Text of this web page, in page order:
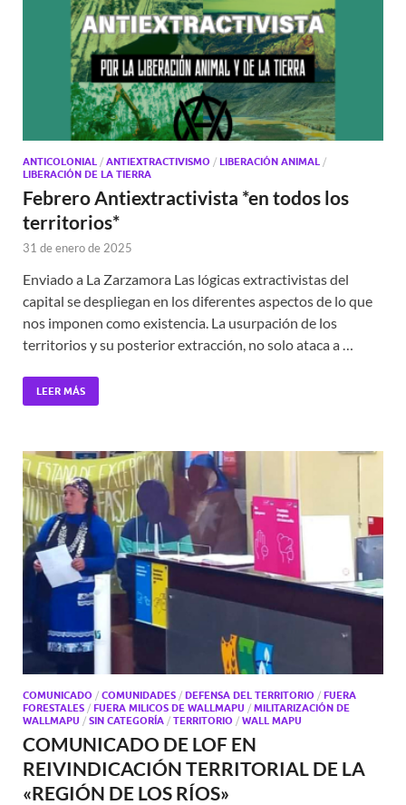
ANTICOLONIAL / ANTIEXTRACTIVISMO / LIBERACIÓN ANIMAL /
LIBERACIÓN DE LA TIERRA
Febrero Antiextractivista *en todos los
territorios*
31 de enero de 2025
Enviado a La Zarzamora Las lógicas extractivistas del
capital se despliegan en los diferentes aspectos de lo que
nos imponen como existencia. La usurpación de los
territorios y su posterior extracción, no solo ataca a …
LEER MÁS
COMUNICADO / COMUNIDADES / DEFENSA DEL TERRITORIO / FUERA
FORESTALES / FUERA MILICOS DE WALLMAPU / MILITARIZACIÓN DE
WALLMAPU / SIN CATEGORÍA / TERRITORIO / WALL MAPU
COMUNICADO DE LOF EN
REIVINDICACIÓN TERRITORIAL DE LA
«REGIÓN DE LOS RÍOS»